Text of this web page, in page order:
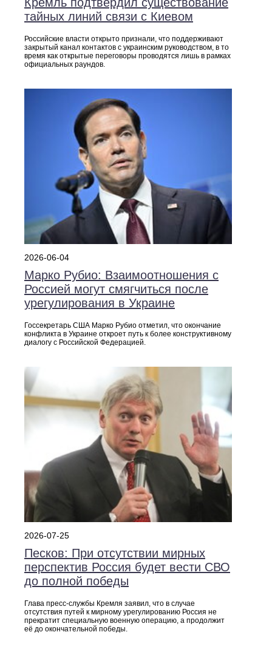
тайных линий связи с Киевом
Российские власти открыто признали, что поддерживают
закрытый канал контактов с украинским руководством, в то
время как открытые переговоры проводятся лишь в рамках
официальных раундов.
2026-06-04
Марко Рубио: Взаимоотношения с
Россией могут смягчиться после
урегулирования в Украине
Госсекретарь США Марко Рубио отметил, что окончание
конфликта в Украине откроет путь к более конструктивному
диалогу с Российской Федерацией.
2026-07-25
Песков: При отсутствии мирных
перспектив Россия будет вести СВО
до полной победы
Глава пресс-службы Кремля заявил, что в случае
отсутствия путей к мирному урегулированию Россия не
прекратит специальную военную операцию, а продолжит
её до окончательной победы.